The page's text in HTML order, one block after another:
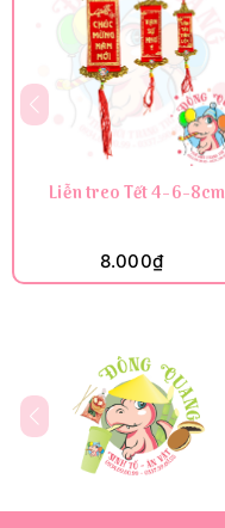
Liễn treo Tết 4-6-8cm
8.000₫